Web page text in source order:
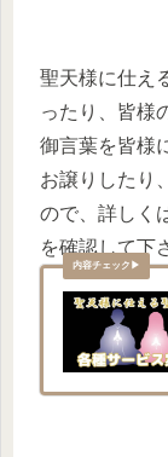
聖天様に仕え
ったり、皆様
御言葉を皆様
お譲りしたり
ので、詳しく
を確認して下